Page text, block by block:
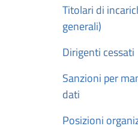
Titolari di
generali)
Dirigenti cessati
Sanzioni per
dati
Posizioni